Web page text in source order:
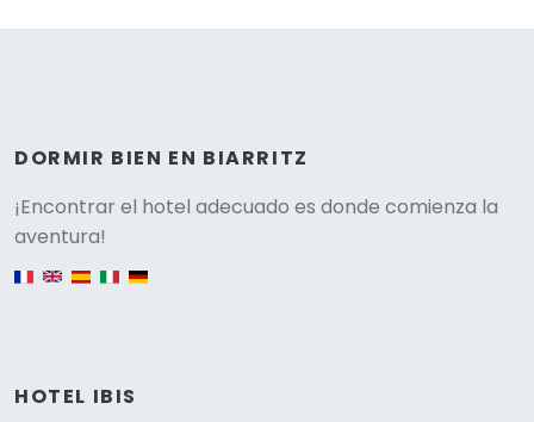
DORMIR BIEN EN BIARRITZ
¡Encontrar el hotel adecuado es donde comienza la
aventura!
HOTEL IBIS